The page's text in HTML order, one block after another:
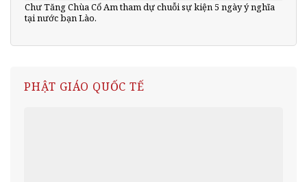
Chư Tăng Chùa Cổ Am tham dự chuỗi sự kiện 5 ngày ý nghĩa
tại nước bạn Lào.
PHẬT GIÁO QUỐC TẾ